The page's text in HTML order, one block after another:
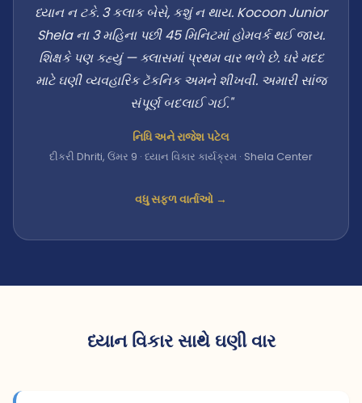
ધ્યાન ન ટકે. 3 કલાક બેસે, કશું ન થાય. Kocoon Junior
Shela ના 3 મહિના પછી 45 મિનિટમાં હોમવર્ક થઈ જાય.
શિક્ષકે પણ કહ્યું — ક્લાસમાં પ્રથમ વાર ભળે છે. ઘરે મદદ
માટે ઘણી વ્યવહારિક ટૅકનિક અમને શીખવી. અમારી સાંજ
સંપૂર્ણ બદલાઈ ગઈ."
નિધિ અને રાજેશ પટેલ
દીકરી Dhriti, ઉંમર 9 · ધ્યાન વિકાર કાર્યક્રમ · Shela Center
વધુ સફળ વાર્તાઓ →
ધ્યાન વિકાર સાથે ઘણી વાર